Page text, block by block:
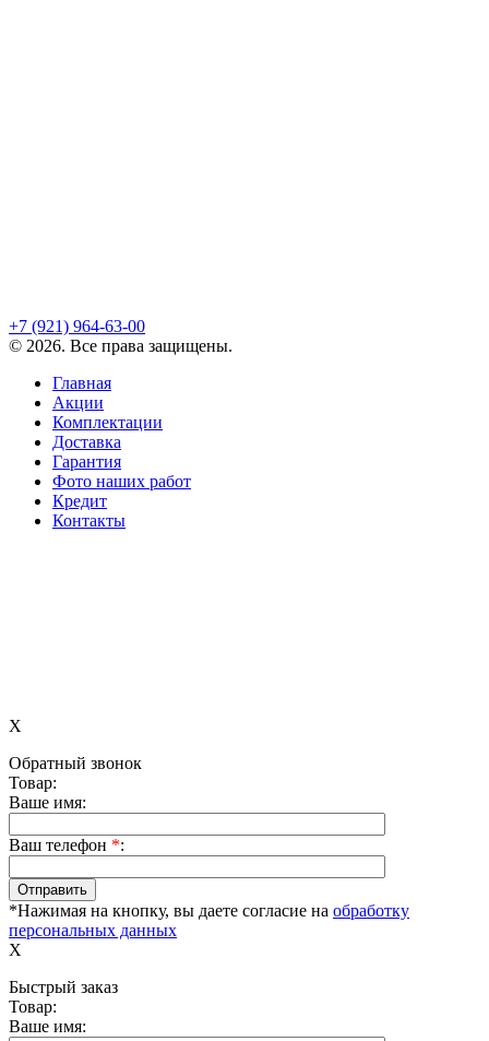
+7 (921) 964-63-00
© 2026. Все права защищены.
Главная
Акции
Комплектации
Доставка
Гарантия
Фото наших работ
Кредит
Контакты
X
Обратный звонок
Товар:
Ваше имя:
Ваш телефон *:
*Нажимая на кнопку, вы даете согласие на обработку
персональных данных
X
Быстрый заказ
Товар:
Ваше имя: